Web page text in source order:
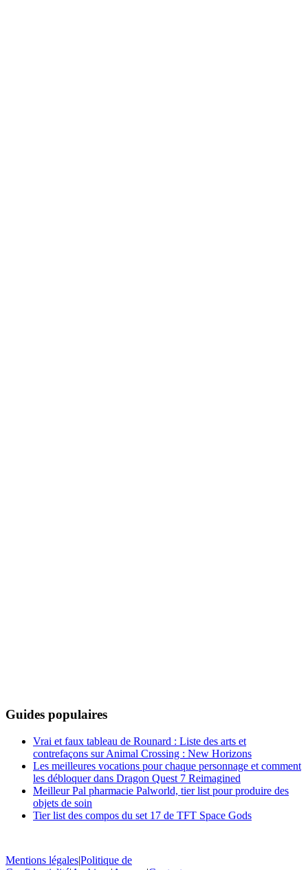
Guides populaires
Vrai et faux tableau de Rounard : Liste des arts et
contrefaçons sur Animal Crossing : New Horizons
Les meilleures vocations pour chaque personnage et comment
les débloquer dans Dragon Quest 7 Reimagined
Meilleur Pal pharmacie Palworld, tier list pour produire des
objets de soin
Tier list des compos du set 17 de TFT Space Gods
Mentions légales|Politique de